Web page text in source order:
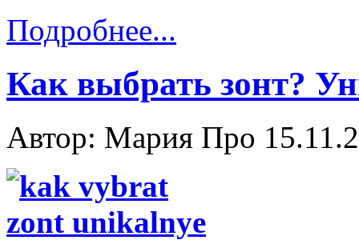
Подробнее...
Как выбрать зонт?
Автор: Мария Про